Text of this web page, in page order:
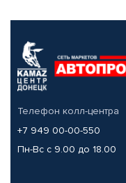
Телефон колл-центра
+7 949 00-00-550
Пн-Вс с 9.00 до 18.00